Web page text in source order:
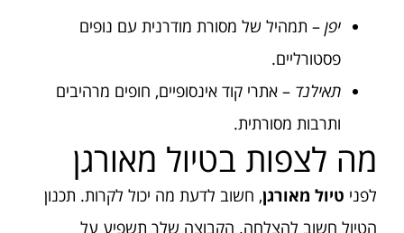
יפן – תמהיל של מסורת מודרנית עם נופים
פסטורליים.
תאילנד – אתרי קוד אינסופיים, חופים מרהיבים
ותרבות מסורתית.
מה לצפות בטיול מאורגן
לפני טיול מאורגן, חשוב לדעת מה יכול לקרות. תכנון
הטיול חשוב להצלחה. הקבוצה שלך תשפיע על